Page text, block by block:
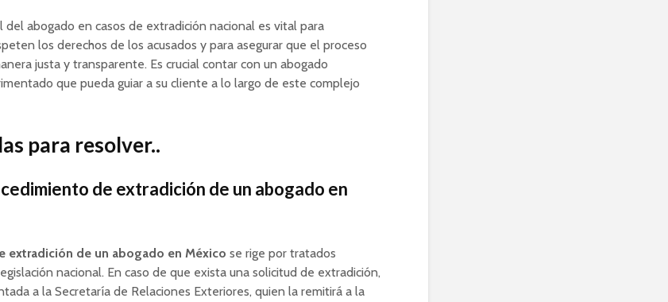
del abogado en casos de extradición nacional es vital para
los derechos de los acusados y para asegurar que el proceso
justa y transparente. Es crucial contar con un abogado
que pueda guiar a su cliente a lo largo de este complejo
para resolver..
de extradición de un abogado en
extradición de un abogado en México se rige por tratados
nacional. En caso de que exista una solicitud de extradición,
a la Secretaría de Relaciones Exteriores, quien la remitirá a la